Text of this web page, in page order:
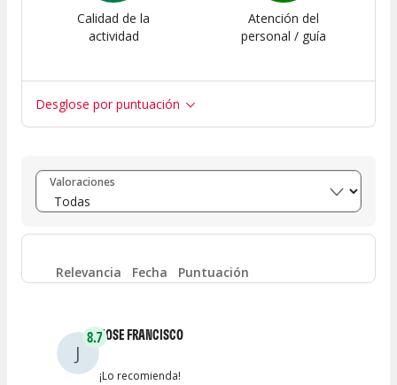
Calidad de la
actividad
Atención del
personal / guía
Desglose por puntuación
Entre 8 y 10 (1)
Entre 6 y 8 (0)
Entre 4 y 6 0
Entre 0 y 2
Valoraciones
Relevancia Fecha Puntuación
J
8.7JOSE FRANCISCO
¡Lo recomienda!